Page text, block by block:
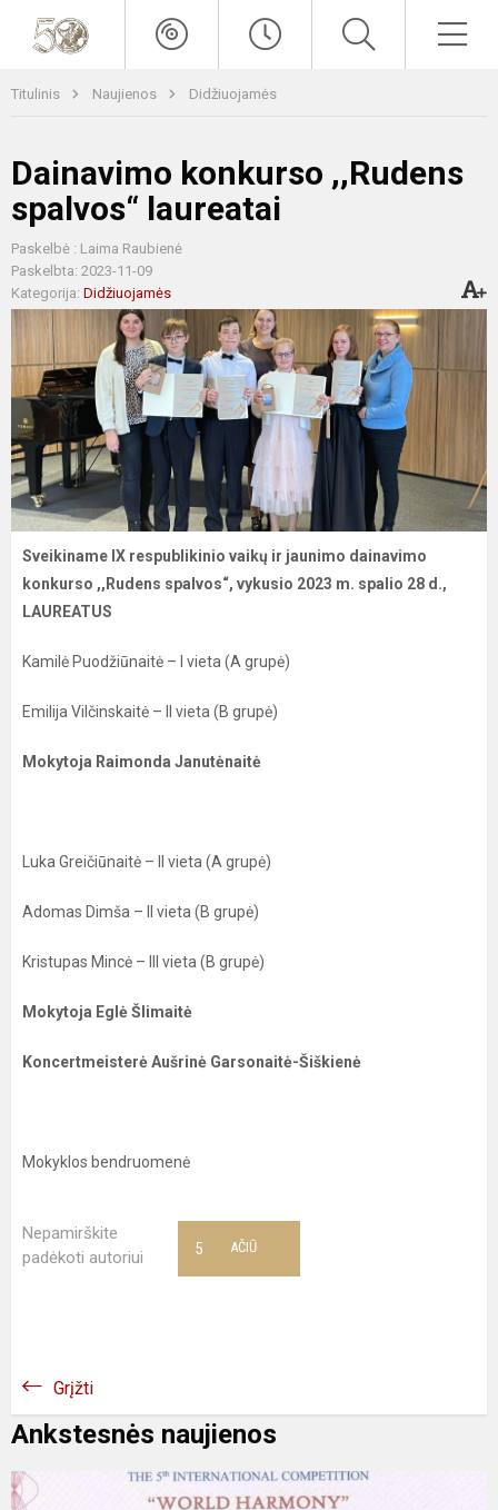
Titulinis Naujienos Didžiuojamės
Dainavimo konkurso ,,Rudens
spalvos“ laureatai
Paskelbė : Laima Raubienė
Paskelbta: 2023-11-09
Kategorija: Didžiuojamės
Sveikiname IX respublikinio vaikų ir jaunimo dainavimo
konkurso ,,Rudens spalvos“, vykusio 2023 m. spalio 28 d.,
LAUREATUS
Kamilė Puodžiūnaitė – I vieta (A grupė)
Emilija Vilčinskaitė – II vieta (B grupė)
Mokytoja Raimonda Janutėnaitė
Luka Greičiūnaitė – II vieta (A grupė)
Adomas Dimša – II vieta (B grupė)
Kristupas Mincė – III vieta (B grupė)
Mokytoja Eglė Šlimaitė
Koncertmeisterė Aušrinė Garsonaitė-Šiškienė
Mokyklos bendruomenė
Nepamirškite
padėkoti autoriui
AČIŪ
5
Grįžti
Ankstesnės naujienos